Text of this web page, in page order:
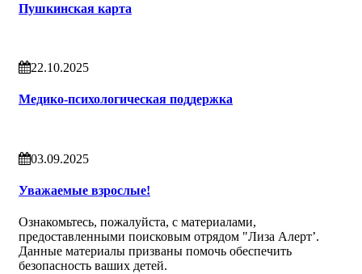
Пушкинская карта
22.10.2025
Медико-психологическая поддержка
03.09.2025
Уважаемые взрослые!
Ознакомьтесь, пожалуйста, с материалами,
предоставленными поисковым отрядом "Лиза Алерт’.
Данные материалы призваны помочь обеспечить
безопасность ваших детей.